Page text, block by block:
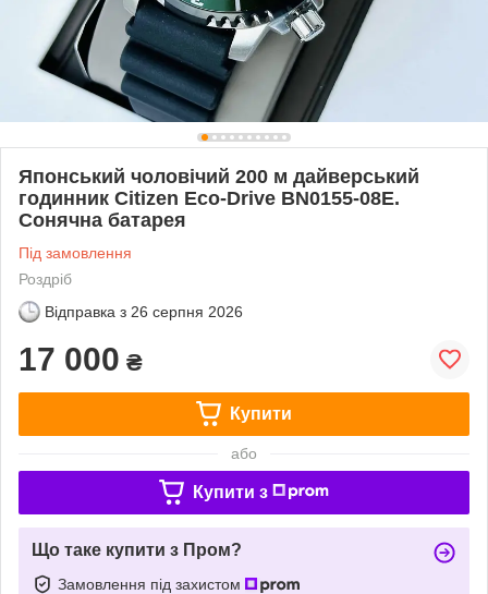
Японський чоловічий 200 м дайверський
годинник Citizen Eco-Drive BN0155-08E.
Сонячна батарея
Під замовлення
Роздріб
Відправка з 26 серпня 2026
17 000 ₴
Купити
або
Купити з
Що таке купити з Пром?
Замовлення під захистом